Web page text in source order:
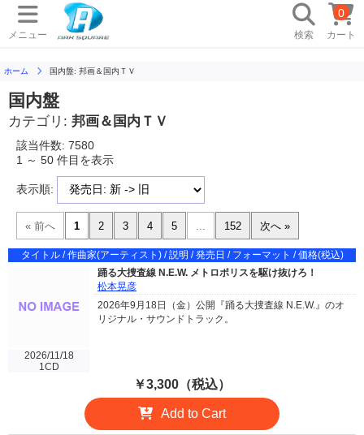
メニュー 検索 カート
0
ホーム 国内盤: 邦画＆国内ＴＶ
国内盤
カテゴリ: 邦画＆国内ＴＶ
該当件数: 7580
1 ～ 50 件目を表示
表示順:
タイトル / 作曲家(アーティスト) / 説明 / 発売日 / フォーマット / 価格(税込)
2026/11/18
1CD
踊る大捜査線 N.E.W. メトロポリスを駆け抜けろ！
松本晃彦
2026年9月18日（金）公開『踊る大捜査線 N.E.W.』のオ
リジナル・サウンドトラック。
￥3,300（税込）
Add to Cart